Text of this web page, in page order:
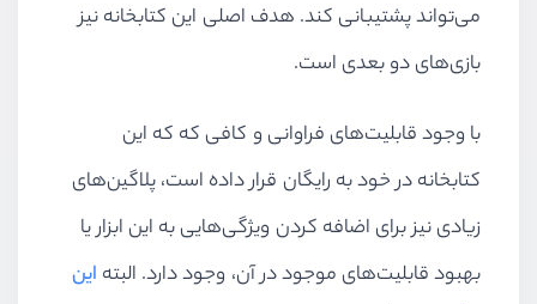
می‌تواند پشتیبانی کند. هدف اصلی این کتابخانه نیز
بازی‌های دو بعدی است.
با وجود قابلیت‌های فراوانی و کافی که که این
کتابخانه در خود به رایگان قرار داده است، پلاگین‌های
زیادی نیز برای اضافه کردن ویژگی‌هایی به این ابزار یا
بهبود قابلیت‌های موجود در آن، وجود دارد. البته این